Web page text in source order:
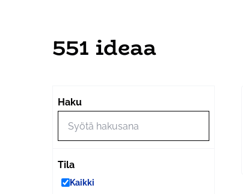
551 ideaa
Haku
Tila
Kaikki